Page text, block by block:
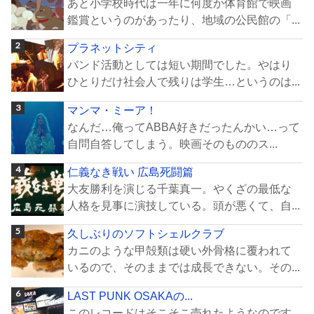
あと小学校時代は一年に何度か体育館で映画
鑑賞というのがあったり、地域の公民館の「...
プラネットシティ
バンド活動としては短い期間でした。やはり
ひとりだけ社会人で残りは学生…というのは...
マンマ・ミーア！
なんだ…俺ってABBA好きだったんかい…って
自問自答してしまう。映画そのもののス...
仁義なき戦い 広島死闘篇
大友勝利を演じる千葉真一。やくざの最低な
人格を見事に演技している。頭が悪くて、自...
久しぶりのソフトシェルクラブ
カニのような甲殻類は硬い外骨格に覆われて
いるので、そのままでは成長できない。その...
LAST PUNK OSAKAの...